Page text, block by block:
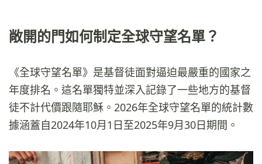
敞開的門如何制定全球守望名單？
《全球守望名單》是基督徒面對逼迫最嚴重的國家之
年度排名。這名單獨特並深入記錄了一些地方的基督
徒不計代價跟隨耶穌。2026年全球守望名單的統計數
據涵蓋自2024年10月1日至2025年9月30日期間。